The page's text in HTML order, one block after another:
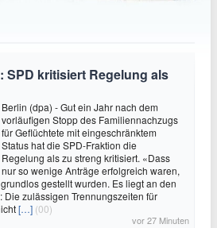
SPD kritisiert Regelung als
Berlin (dpa) - Gut ein Jahr nach dem
vorläufigen Stopp des Familiennachzugs
für Geflüchtete mit eingeschränktem
Status hat die SPD-Fraktion die
Regelung als zu streng kritisiert. «Dass
nur so wenige Anträge erfolgreich waren,
gestellt wurden. Es liegt an den
zulässigen Trennungszeiten für
[…] (00)
vor 27 Minuten